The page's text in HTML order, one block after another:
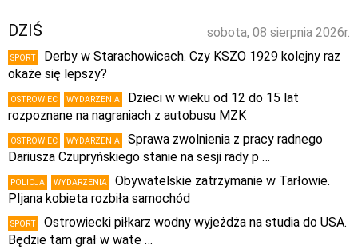
sobota, 08 sierpnia 2026r.
DZIŚ
SPORT
Derby w Starachowicach. Czy KSZO 1929 kolejny raz
okaże się lepszy?
OSTROWIEC WYDARZENIA
Dzieci w wieku od 12 do 15 lat
rozpoznane na nagraniach z autobusu MZK
OSTROWIEC WYDARZENIA
Sprawa zwolnienia z pracy radnego
Dariusza Czupryńskiego stanie na sesji rady p …
POLICJA WYDARZENIA
Obywatelskie zatrzymanie w Tarłowie.
PIjana kobieta rozbiła samochód
SPORT
Ostrowiecki piłkarz wodny wyjeżdża na studia do USA.
Będzie tam grał w wate …